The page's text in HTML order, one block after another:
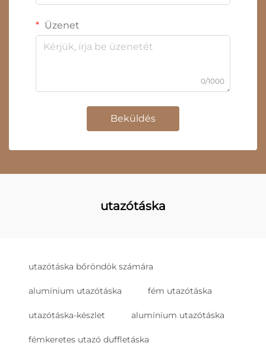
Üzenet
0/1000
Beküldés
utazótáska
utazótáska bőröndök számára
alumínium utazótáska fém utazótáska
utazótáska-készlet alumínium utazótáska
fémkeretes utazó duffletáska